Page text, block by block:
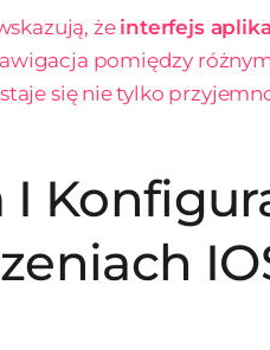
że interfejs
pomiędzy
się nie tylko
I